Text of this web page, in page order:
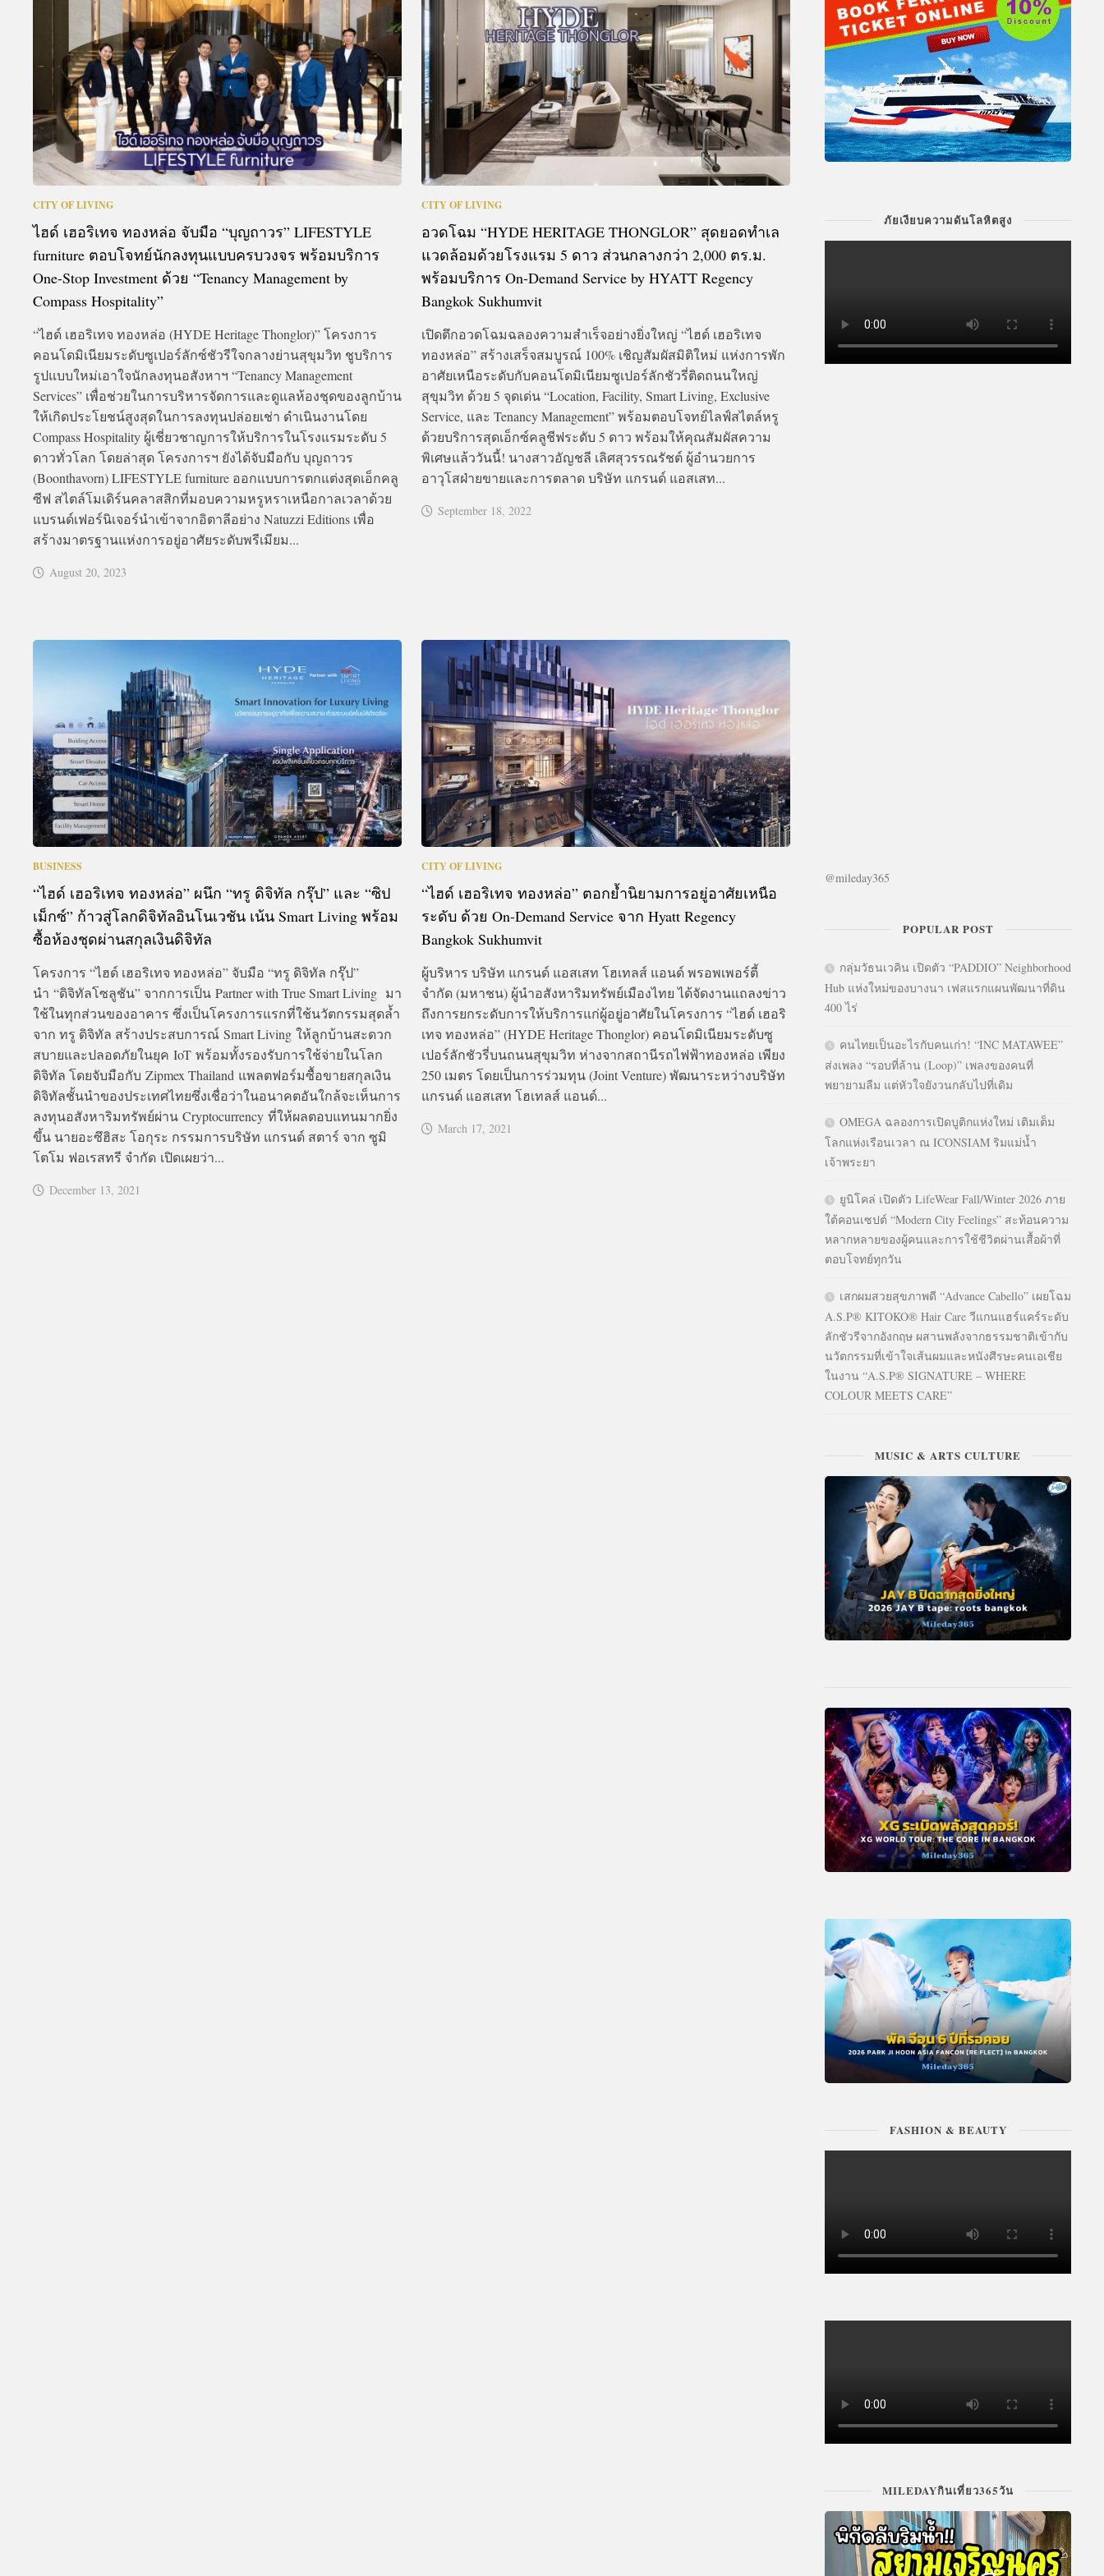
ACTIVITIES
&
EVENT
DEAL
CITY OF LIVING
ไฮด์ เฮอริเทจ ทองหล่อ จับมือ “บุญถาวร” LIFESTYLE
furniture ตอบโจทย์นักลงทุนแบบครบวงจร พร้อมบริการ
One-Stop Investment ด้วย “Tenancy Management by
Compass Hospitality”
“ไฮด์ เฮอริเทจ ทองหล่อ (HYDE Heritage Thonglor)” โครงการ
คอนโดมิเนียมระดับซูเปอร์ลักซ์ชัวรีใจกลางย่านสุขุมวิท ชูบริการ
รูปแบบใหม่เอาใจนักลงทุนอสังหาฯ “Tenancy Management
Services” เพื่อช่วยในการบริหารจัดการและดูแลห้องชุดของลูกบ้าน
ให้เกิดประโยชน์สูงสุดในการลงทุนปล่อยเช่า ดำเนินงานโดย
Compass Hospitality ผู้เชี่ยวชาญการให้บริการในโรงแรมระดับ 5
ดาวทั่วโลก โดยล่าสุด โครงการฯ ยังได้จับมือกับ บุญถาวร
(Boonthavorn) LIFESTYLE furniture ออกแบบการตกแต่งสุดเอ็กคลู
ซีฟ สไตล์โมเดิร์นคลาสสิกที่มอบความหรูหราเหนือกาลเวลาด้วย
แบรนด์เฟอร์นิเจอร์นำเข้าจากอิตาลีอย่าง Natuzzi Editions เพื่อ
สร้างมาตรฐานแห่งการอยู่อาศัยระดับพรีเมียม...
August 20, 2023
CITY OF LIVING
อวดโฉม “HYDE HERITAGE THONGLOR” สุดยอดทำเล
แวดล้อมด้วยโรงแรม 5 ดาว ส่วนกลางกว่า 2,000 ตร.ม.
พร้อมบริการ On-Demand Service by HYATT Regency
Bangkok Sukhumvit
เปิดตึกอวดโฉมฉลองความสำเร็จอย่างยิ่งใหญ่ “ไฮด์ เฮอริเทจ
ทองหล่อ” สร้างเสร็จสมบูรณ์ 100% เชิญสัมผัสมิติใหม่ แห่งการพัก
อาศัยเหนือระดับกับคอนโดมิเนียมซูเปอร์ลักชัวรี่ติดถนนใหญ่
สุขุมวิท ด้วย 5 จุดเด่น “Location, Facility, Smart Living, Exclusive
Service, และ Tenancy Management” พร้อมตอบโจทย์ไลฟ์สไตล์หรู
ด้วยบริการสุดเอ็กซ์คลูชีฟระดับ 5 ดาว พร้อมให้คุณสัมผัสความ
พิเศษแล้ววันนี้! นางสาวอัญชลี เลิศสุวรรณรัชต์ ผู้อำนวยการ
อาวุโสฝ่ายขายและการตลาด บริษัท แกรนด์ แอสเสท...
September 18, 2022
BUSINESS
“ไฮด์ เฮอริเทจ ทองหล่อ” ผนึก “ทรู ดิจิทัล กรุ๊ป” และ “ซิป
เม็กซ์” ก้าวสู่โลกดิจิทัลอินโนเวชัน เน้น Smart Living พร้อม
ซื้อห้องชุดผ่านสกุลเงินดิจิทัล
โครงการ “ไฮด์ เฮอริเทจ ทองหล่อ” จับมือ “ทรู ดิจิทัล กรุ๊ป”
นำ “ดิจิทัลโซลูชัน” จากการเป็น Partner with True Smart Living มา
ใช้ในทุกส่วนของอาคาร ซึ่งเป็นโครงการแรกที่ใช้นวัตกรรมสุดล้ำ
จาก ทรู ดิจิทัล สร้างประสบการณ์ Smart Living ให้ลูกบ้านสะดวก
สบายและปลอดภัยในยุค IoT พร้อมทั้งรองรับการใช้จ่ายในโลก
ดิจิทัล โดยจับมือกับ Zipmex Thailand แพลตฟอร์มซื้อขายสกุลเงิน
ดิจิทัลชั้นนำของประเทศไทยซึ่งเชื่อว่าในอนาคตอันใกล้จะเห็นการ
ลงทุนอสังหาริมทรัพย์ผ่าน Cryptocurrency ที่ให้ผลตอบแทนมากยิ่ง
ขึ้น นายอะซึฮิสะ โอกุระ กรรมการบริษัท แกรนด์ สตาร์ จาก ซูมิ
โตโม ฟอเรสทรี จำกัด เปิดเผยว่า...
December 13, 2021
CITY OF LIVING
“ไฮด์ เฮอริเทจ ทองหล่อ” ตอกย้ำนิยามการอยู่อาศัยเหนือ
ระดับ ด้วย On-Demand Service จาก Hyatt Regency
Bangkok Sukhumvit
ผู้บริหาร บริษัท แกรนด์ แอสเสท โฮเทลส์ แอนด์ พรอพเพอร์ตี้
จำกัด (มหาชน) ผู้นำอสังหาริมทรัพย์เมืองไทย ได้จัดงานแถลงข่าว
ถึงการยกระดับการให้บริการแก่ผู้อยู่อาศัยในโครงการ “ไฮด์ เฮอริ
เทจ ทองหล่อ” (HYDE Heritage Thonglor) คอนโดมิเนียมระดับซู
เปอร์ลักชัวรี่บนถนนสุขุมวิท ห่างจากสถานีรถไฟฟ้าทองหล่อ เพียง
250 เมตร โดยเป็นการร่วมทุน (Joint Venture) พัฒนาระหว่างบริษัท
แกรนด์ แอสเสท โฮเทลส์ แอนด์...
March 17, 2021
ภัยเงียบความดันโลหิตสูง
@mileday365
POPULAR POST
กลุ่มวัธนเวคิน เปิดตัว “PADDIO” Neighborhood
Hub แห่งใหม่ของบางนา เฟสแรกแผนพัฒนาที่ดิน
400 ไร่
คนไทยเป็นอะไรกับคนเก่า! “INC MATAWEE”
ส่งเพลง “รอบที่ล้าน (Loop)” เพลงของคนที่
พยายามลืม แต่หัวใจยังวนกลับไปที่เดิม
OMEGA ฉลองการเปิดบูติกแห่งใหม่ เติมเต็ม
โลกแห่งเรือนเวลา ณ ICONSIAM ริมแม่น้ำ
เจ้าพระยา
ยูนิโคล่ เปิดตัว LifeWear Fall/Winter 2026 ภาย
ใต้คอนเซปต์ “Modern City Feelings” สะท้อนความ
หลากหลายของผู้คนและการใช้ชีวิตผ่านเสื้อผ้าที่
ตอบโจทย์ทุกวัน
เสกผมสวยสุขภาพดี “Advance Cabello” เผยโฉม
A.S.P® KITOKO® Hair Care วีแกนแฮร์แคร์ระดับ
ลักชัวรีจากอังกฤษ ผสานพลังจากธรรมชาติเข้ากับ
นวัตกรรมที่เข้าใจเส้นผมและหนังศีรษะคนเอเชีย
ในงาน “A.S.P® SIGNATURE – WHERE
COLOUR MEETS CARE”
MUSIC & ARTS CULTURE
FASHION & BEAUTY
MILEDAYกินเที่ยว365วัน